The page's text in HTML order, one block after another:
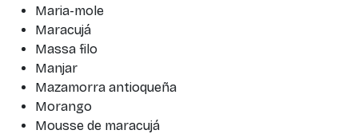
Maria-mole
Maracujá
Massa filo
Manjar
Mazamorra antioqueña
Morango
Mousse de maracujá